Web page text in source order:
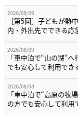
2026/08/09
［第5回］子どもが熱
内・外出先でできる
2026/08/09
「車中泊で“山の湖”
でも安心して利用でき
2026/08/08
「車中泊で“高原の牧
の方でも安心して利